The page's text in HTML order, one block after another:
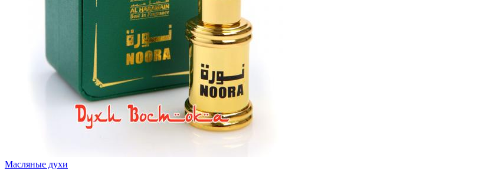
Масляные духи